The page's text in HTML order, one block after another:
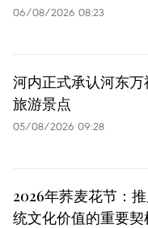
06/08/2026 08:23
河内正式承认河东
旅游景点
05/08/2026 09:28
2026年荞麦花节：
统文化价值的重要契